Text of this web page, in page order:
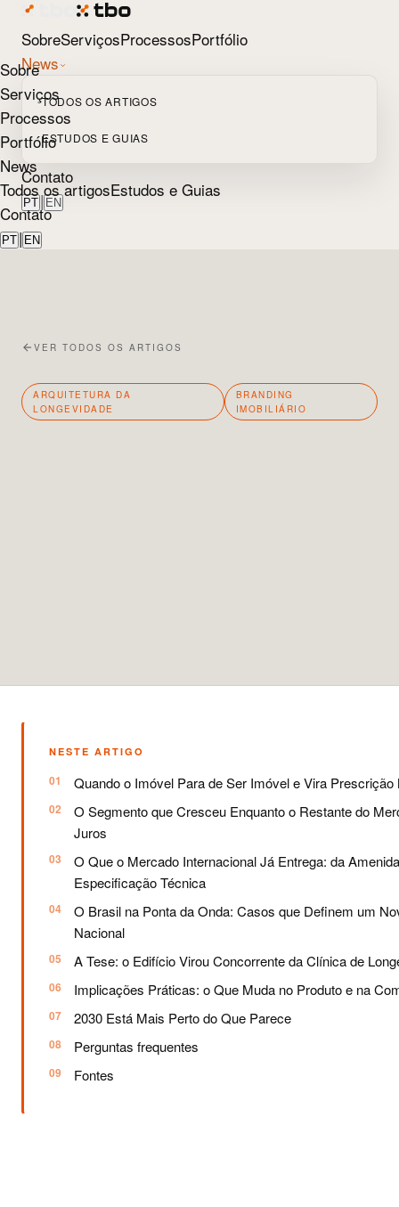
SobreServiçosProcessosPortfólio
News
TODOS OS ARTIGOS
ESTUDOS E GUIAS
Contato
PT | EN
Sobre
Serviços
Processos
Portfólio
News
Todos os artigosEstudos e Guias
Contato
PT | EN
VER TODOS OS ARTIGOS
ARQUITETURA DA
LONGEVIDADE
BRANDING
IMOBILIÁRIO
NESTE ARTIGO
Quando o Imóvel Para de Ser Imóvel e Vira Prescrição
O Segmento que Cresceu Enquanto o Restante do
Juros
O Que o Mercado Internacional Já Entrega: da
Especificação Técnica
O Brasil na Ponta da Onda: Casos que Definem um
Nacional
A Tese: o Edifício Virou Concorrente da Clínica de
Implicações Práticas: o Que Muda no Produto e na
2030 Está Mais Perto do Que Parece
Perguntas frequentes
Fontes